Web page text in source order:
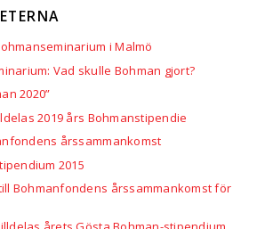
i Malmö
Vad skulle Bohman gjort?
2020”
2019 års Bohmanstipendie
årssammankomst
2015
Bohmanfondens årssammankomst för